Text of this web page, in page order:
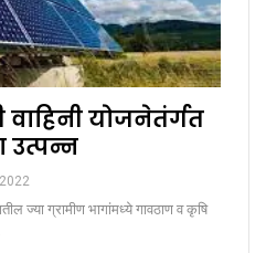
वाहिनी योजनेतंर्गत
उत्पन्न
ज्या ग्रामीण भागांमध्ये गावठाण व कृषि